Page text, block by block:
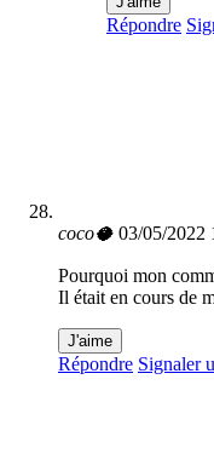
Répondre
coco🥥 03/05/2022
Pourquoi mon
Il était en cours de
J'aime
Répondre Signaler